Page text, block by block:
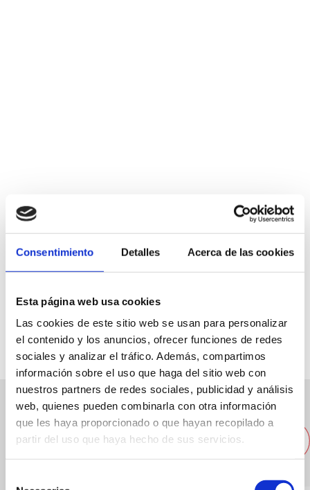
Consentimiento Detalles Acerca de las cookies
Esta página web usa cookies
Las cookies de este sitio web se usan para personalizar
el contenido y los anuncios, ofrecer funciones de redes
sociales y analizar el tráfico. Además, compartimos
información sobre el uso que haga del sitio web con
nuestros partners de redes sociales, publicidad y análisis
web, quienes pueden combinarla con otra información
que les haya proporcionado o que hayan recopilado a
partir del uso que haya hecho de sus servicios.
cbi@ctv.es
Andere Unternehmen in der
Nähe